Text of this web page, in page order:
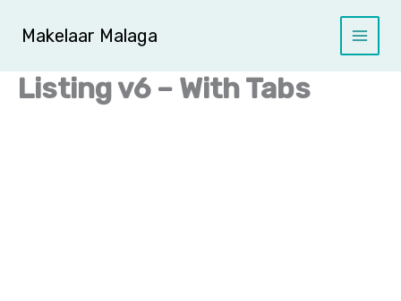
naar
inhoud
Makelaar Malaga
Listing v6 – With Tabs